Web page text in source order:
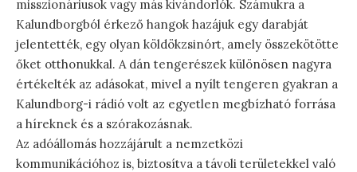
misszionáriusok vagy más kivándorlók. Számukra a
Kalundborgból érkező hangok hazájuk egy darabját
jelentették, egy olyan köldökzsinórt, amely összekötötte
őket otthonukkal. A dán tengerészek különösen nagyra
értékelték az adásokat, mivel a nyílt tengeren gyakran a
Kalundborg-i rádió volt az egyetlen megbízható forrása
a híreknek és a szórakozásnak.
Az adóállomás hozzájárult a nemzetközi
kommunikációhoz is, biztosítva a távoli területekkel való